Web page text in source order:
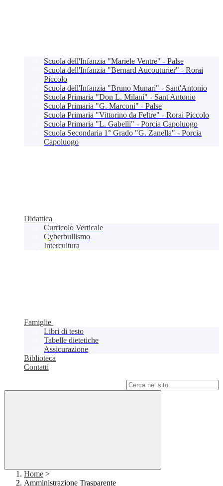
Scuola dell'Infanzia "Mariele Ventre" - Palse
Scuola dell'Infanzia "Bernard Aucouturier" - Rorai
Piccolo
Scuola dell'Infanzia "Bruno Munari" - Sant'Antonio
Scuola Primaria "Don L. Milani" - Sant'Antonio
Scuola Primaria "G. Marconi" - Palse
Scuola Primaria "Vittorino da Feltre" - Rorai Piccolo
Scuola Primaria "L. Gabelli" - Porcia Capoluogo
Scuola Secondaria 1° Grado "G. Zanella" - Porcia
Capoluogo
Didattica
Curricolo Verticale
Cyberbullismo
Intercultura
Famiglie
Libri di testo
Tabelle dietetiche
Assicurazione
Biblioteca
Contatti
Home >
Amministrazione Trasparente